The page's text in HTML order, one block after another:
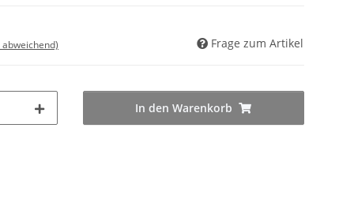
Frage zum Artikel
In den Warenkorb